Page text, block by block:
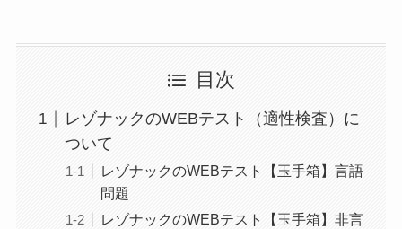
目次
レゾナックのWEBテスト（適性検査）に
ついて
レゾナックのWEBテスト【玉手箱】言語
問題
レゾナックのWEBテスト【玉手箱】非言